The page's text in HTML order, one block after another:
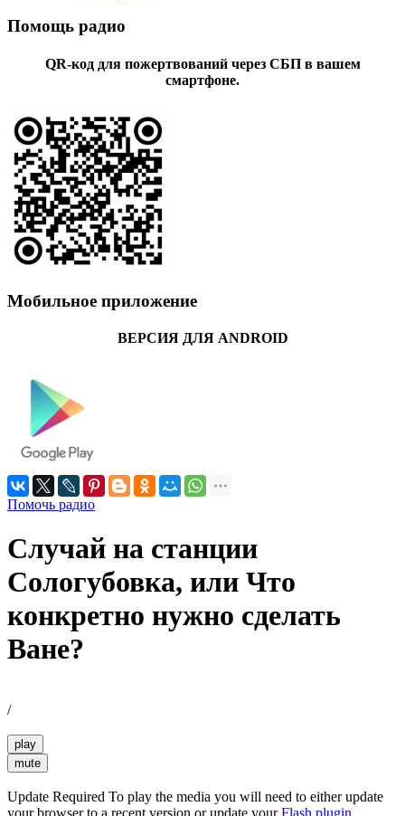
Помощь радио
QR-код для пожертвований через СБП в вашем
смартфоне.
Мобильное приложение
ВЕРСИЯ ДЛЯ ANDROID
Помочь радио
Случай на станции
Сологубовка, или Что
конкретно нужно сделать
Ване?
/
play
mute
Update Required To play the media you will need to either update
your browser to a recent version or update yourFlash plugin